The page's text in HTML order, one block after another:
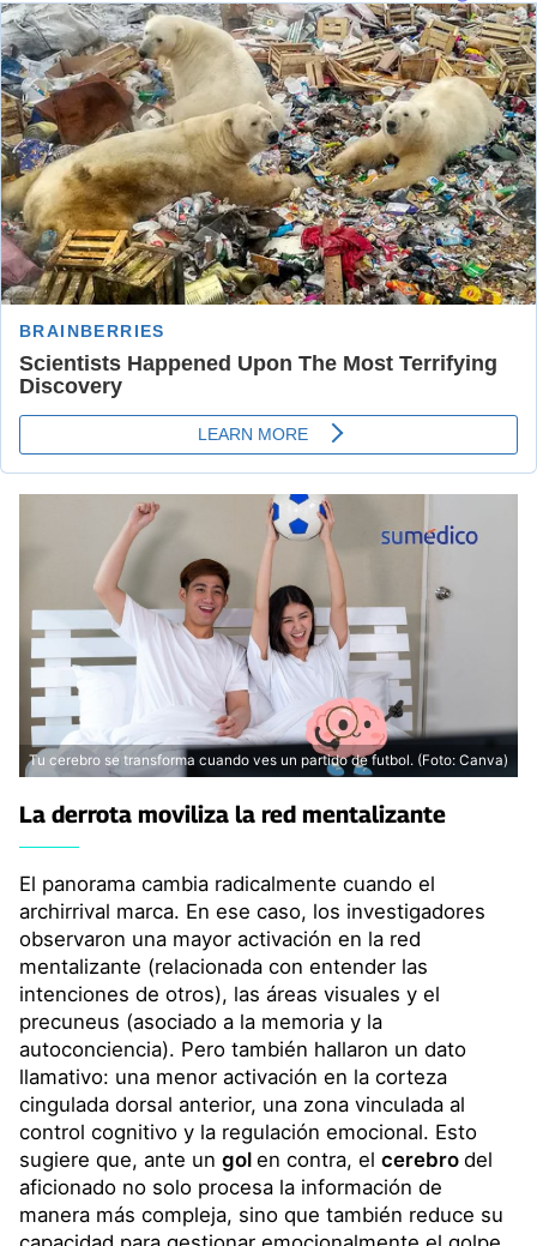
Tu cerebro se transforma cuando ves un partido de futbol. (Foto: Canva)
La derrota moviliza la red mentalizante
El panorama cambia radicalmente cuando el
archirrival marca. En ese caso, los investigadores
observaron una mayor activación en la red
mentalizante (relacionada con entender las
intenciones de otros), las áreas visuales y el
precuneus (asociado a la memoria y la
autoconciencia). Pero también hallaron un dato
llamativo: una menor activación en la corteza
cingulada dorsal anterior, una zona vinculada al
control cognitivo y la regulación emocional. Esto
sugiere que, ante un gol en contra, el cerebro del
aficionado no solo procesa la información de
manera más compleja, sino que también reduce su